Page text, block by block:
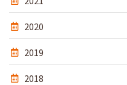
2020
2019
2018